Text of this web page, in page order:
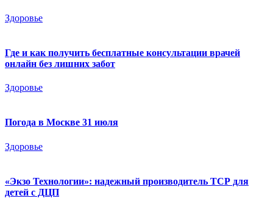
Здоровье
Где и как получить бесплатные консультации врачей
онлайн без лишних забот
Здоровье
Погода в Москве 31 июля
Здоровье
«Экзо Технологии»: надежный производитель ТСР для
детей с ДЦП